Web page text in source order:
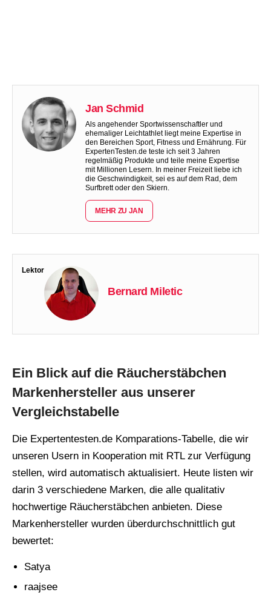
Jan Schmid
Als angehender Sportwissenschaftler und
ehemaliger Leichtathlet liegt meine Expertise in
den Bereichen Sport, Fitness und Ernährung. Für
ExpertenTesten.de teste ich seit 3 Jahren
regelmäßig Produkte und teile meine Expertise
mit Millionen Lesern. In meiner Freizeit liebe ich
die Geschwindigkeit, sei es auf dem Rad, dem
Surfbrett oder den Skiern.
MEHR ZU JAN
Lektor
Bernard Miletic
Ein Blick auf die Räucherstäbchen
Markenhersteller aus unserer
Vergleichstabelle
Die Expertentesten.de Komparations-Tabelle, die wir
unseren Usern in Kooperation mit RTL zur Verfügung
stellen, wird automatisch aktualisiert. Heute listen wir
darin 3 verschiedene Marken, die alle qualitativ
hochwertige Räucherstäbchen anbieten. Diese
Markenhersteller wurden überdurchschnittlich gut
bewertet:
Satya
raajsee